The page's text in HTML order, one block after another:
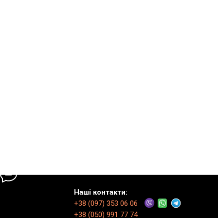
Наші контакти:
+38 (097) 353 06 06
+38 (050) 991 77 74